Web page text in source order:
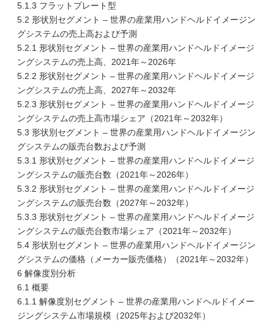
5.1.3 フラットプレート型
5.2 形状別セグメント – 世界の産業用ハンドヘルドイメージン
グシステムの売上高および予測
5.2.1 形状別セグメント – 世界の産業用ハンドヘルドイメージ
ングシステムの売上高、2021年～2026年
5.2.2 形状別セグメント – 世界の産業用ハンドヘルドイメージ
ングシステムの売上高、2027年～2032年
5.2.3 形状別セグメント – 世界の産業用ハンドヘルドイメージ
ングシステムの売上高市場シェア（2021年～2032年）
5.3 形状別セグメント – 世界の産業用ハンドヘルドイメージン
グシステムの販売台数および予測
5.3.1 形状別セグメント – 世界の産業用ハンドヘルドイメージ
ングシステムの販売台数（2021年～2026年）
5.3.2 形状別セグメント – 世界の産業用ハンドヘルドイメージ
ングシステムの販売台数（2027年～2032年）
5.3.3 形状別セグメント – 世界の産業用ハンドヘルドイメージ
ングシステムの販売台数市場シェア（2021年～2032年）
5.4 形状別セグメント – 世界の産業用ハンドヘルドイメージン
グシステムの価格（メーカー販売価格）（2021年～2032年）
6 解像度別分析
6.1 概要
6.1.1 解像度別セグメント – 世界の産業用ハンドヘルドイメー
ジングシステム市場規模（2025年および2032年）